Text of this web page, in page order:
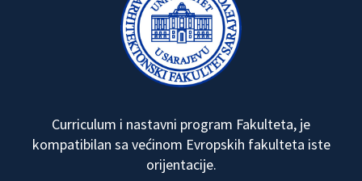
Curriculum i nastavni program Fakulteta, je
kompatibilan sa većinom Evropskih fakulteta iste
orijentacije.